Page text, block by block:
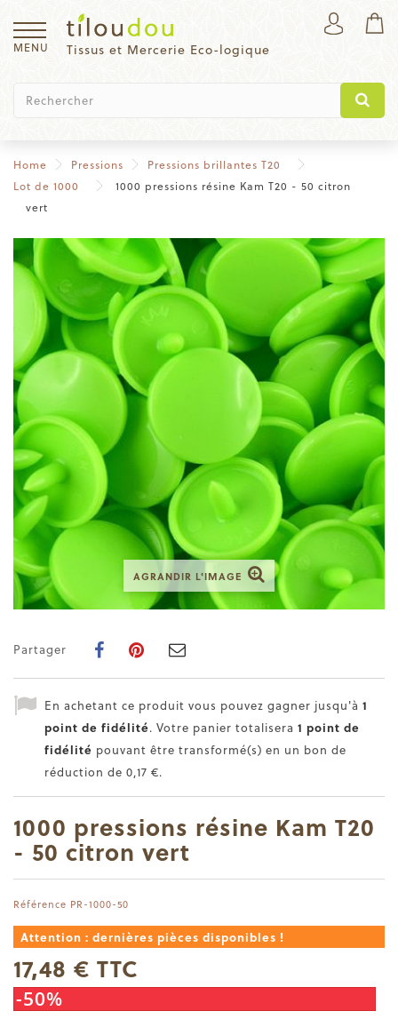
Tissus et Mercerie Eco-logique
MENU
Home Pressions
Pressions brillantes T20
Lot de 1000
1000 pressions résine Kam T20 - 50 citron
vert
AGRANDIR L'IMAGE
Partager
En achetant ce produit vous pouvez gagner jusqu'à 1
point de fidélité. Votre panier totalisera 1 point de
fidélité pouvant être transformé(s) en un bon de
réduction de 0,17 €.
1000 pressions résine Kam T20
- 50 citron vert
Référence PR-1000-50
Attention : dernières pièces disponibles !
17,48 € TTC
-50%